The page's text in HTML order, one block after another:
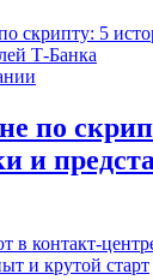
по
и